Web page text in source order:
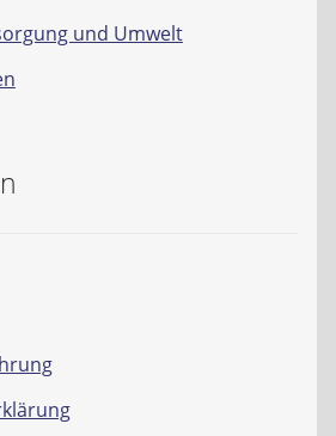
und Umwelt